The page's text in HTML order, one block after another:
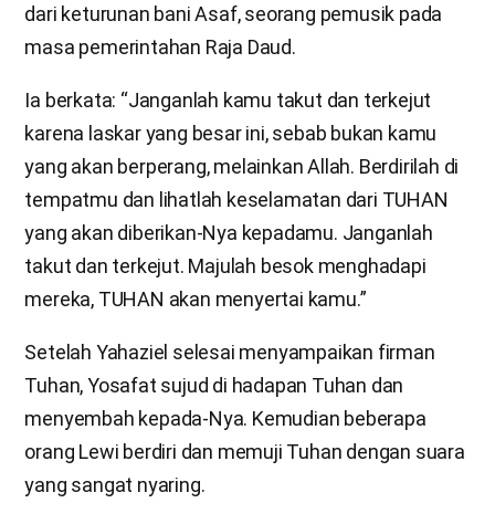
dari keturunan bani Asaf, seorang pemusik pada
masa pemerintahan Raja Daud.
Ia berkata: “Janganlah kamu takut dan terkejut
karena laskar yang besar ini, sebab bukan kamu
yang akan berperang, melainkan Allah. Berdirilah di
tempatmu dan lihatlah keselamatan dari TUHAN
yang akan diberikan-Nya kepadamu. Janganlah
takut dan terkejut. Majulah besok menghadapi
mereka, TUHAN akan menyertai kamu.”
Setelah Yahaziel selesai menyampaikan firman
Tuhan, Yosafat sujud di hadapan Tuhan dan
menyembah kepada-Nya. Kemudian beberapa
orang Lewi berdiri dan memuji Tuhan dengan suara
yang sangat nyaring.